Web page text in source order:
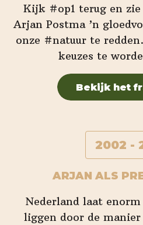
Kijk #op1 terug en zie
Arjan Postma ’n
onze #natuur te
keuzes te
Bekijk het
2002 -
ARJAN ALS
Nederland laat
liggen door de